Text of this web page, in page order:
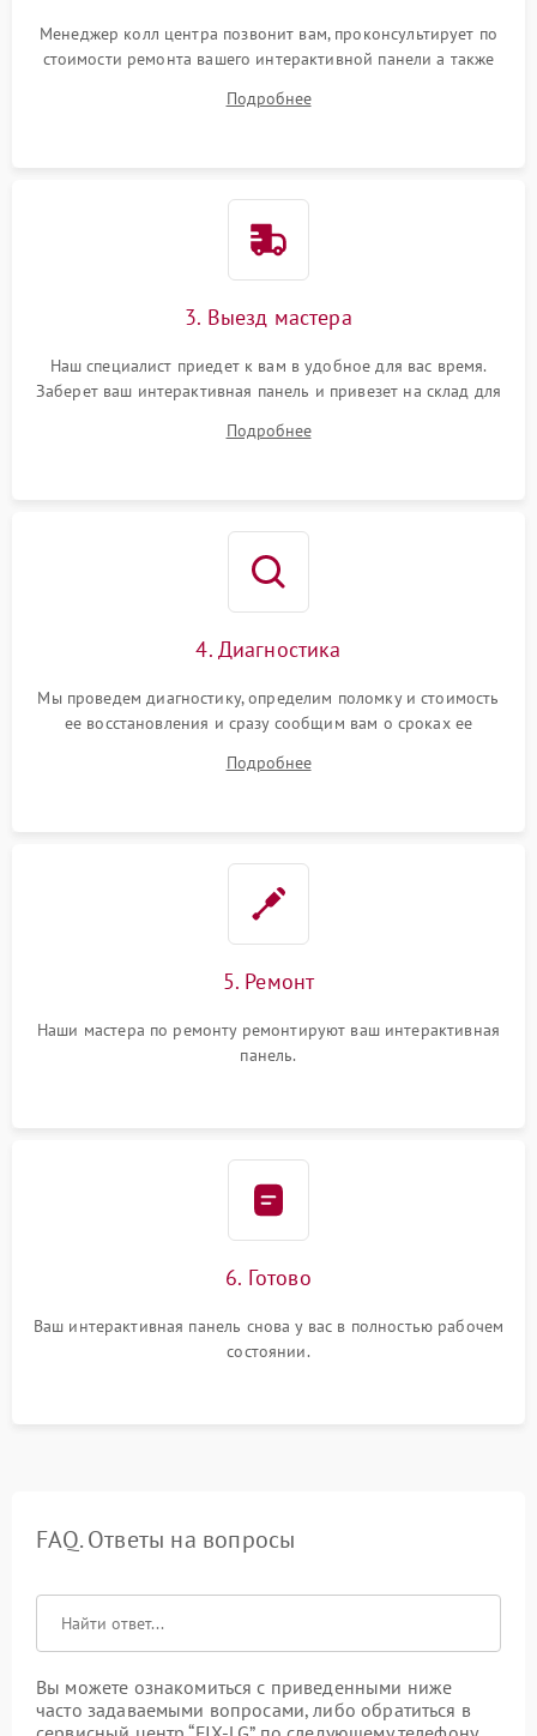
Менеджер колл центра позвонит вам, проконсультирует по
стоимости ремонта вашего интерактивной панели а также
Подробнее
3. Выезд мастера
Наш специалист приедет к вам в удобное для вас время.
Заберет ваш интерактивная панель и привезет на склад для
Подробнее
4. Диагностика
Мы проведем диагностику, определим поломку и стоимость
ее восстановления и сразу сообщим вам о сроках ее
Подробнее
5. Ремонт
Наши мастера по ремонту ремонтируют ваш интерактивная
панель.
6. Готово
Ваш интерактивная панель снова у вас в полностью рабочем
состоянии.
FAQ. Ответы на вопросы
Вы можете ознакомиться с приведенными ниже
часто задаваемыми вопросами, либо обратиться в